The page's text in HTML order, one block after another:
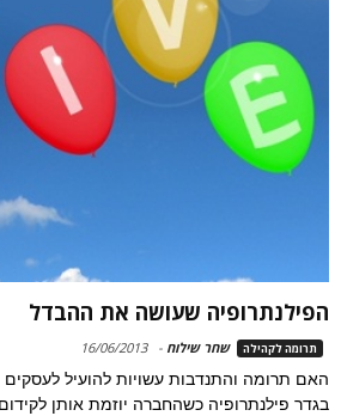
הפילנתרופיה שעושה את ההבדל
תרומה לקהילה שחר שילוח -
16/06/2013
האם תרומה והתנדבות עשויות להועיל לעסקים
בגדר פילנתרופיה כשהחברה יוזמת אותן לקידום